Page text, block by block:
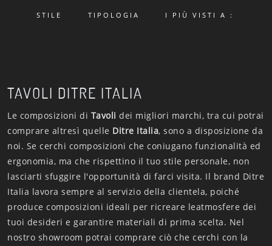
STILE TIPOLOGIA I PIÙ VISTI A :
TAVOLI DITRE ITALIA
Le composizioni di Tavoli dei migliori marchi, tra cui potrai
comprare altresì quelle Ditre Italia, sono a disposizione da
noi. Se cerchi composizioni che coniugano funzionalità ed
ergonomia, ma che rispettino il tuo stile personale, non
lasciarti sfuggire l'opportunità di farci visita. Il brand Ditre
Italia lavora sempre al servizio della clientela, poiché
produce composizioni ideali per ricreare leatmosfere dei
tuoi desideri e garantire materiali di prima scelta. Nel
nostro showroom potrai comprare ciò che cerchi con la